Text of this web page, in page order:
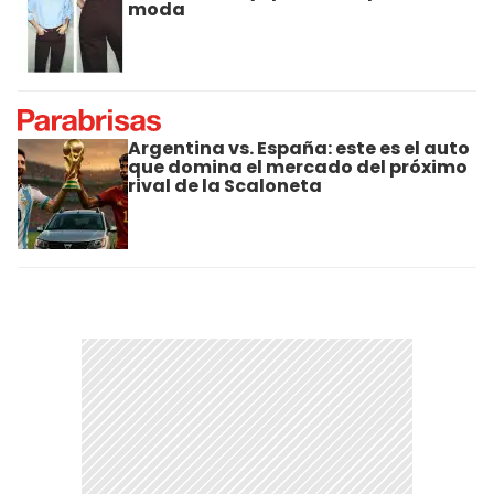
moda
Argentina vs. España: este es el auto
que domina el mercado del próximo
rival de la Scaloneta